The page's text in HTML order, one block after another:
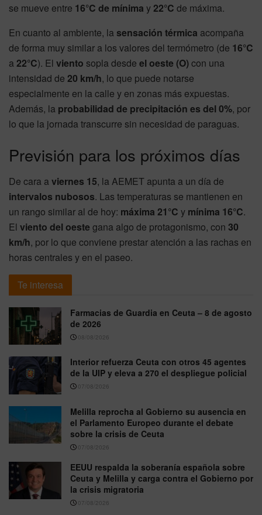
se mueve entre 16°C de mínima y22°C de máxima.
En cuanto al ambiente, lasensación térmica acompaña
de forma muy similar a los valores del termómetro (de 16°C
a22°C). El viento sopla desde el oeste (O)con una
intensidad de 20 km/h, lo que puede notarse
especialmente en la calle y en zonas más expuestas.
Además, la probabilidad de precipitación es del 0%, por
lo que la jornada transcurre sin necesidad de paraguas.
Previsión para los próximos días
De cara aviernes 15, la AEMET apunta a un día de
intervalos nubosos. Las temperaturas se mantienen en
un rango similar al de hoy: máxima 21°C y mínima 16°C.
El viento del oeste gana algo de protagonismo, con 30
km/h, por lo que conviene prestar atención a las rachas en
horas centrales y en el paseo.
Te interesa
Farmacias de Guardia en Ceuta – 8 de agosto
de 2026
08/08/2026
Interior refuerza Ceuta con otros 45 agentes
de la UIP y eleva a 270 el despliegue policial
07/08/2026
Melilla reprocha al Gobierno su ausencia en
el Parlamento Europeo durante el debate
sobre la crisis de Ceuta
07/08/2026
EEUU respalda la soberanía española sobre
Ceuta y Melilla y carga contra el Gobierno por
la crisis migratoria
07/08/2026